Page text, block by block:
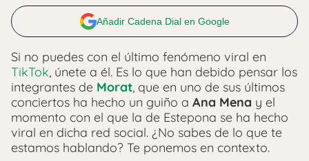
Añadir Cadena Dial en Google
Si no puedes con el último fenómeno viral en
TikTok, únete a él. Es lo que han debido pensar los
integrantes de Morat, que en uno de sus últimos
conciertos ha hecho un guiño a Ana Mena y el
momento con el que la de Estepona se ha hecho
viral en dicha red social. ¿No sabes de lo que te
estamos hablando? Te ponemos en contexto.